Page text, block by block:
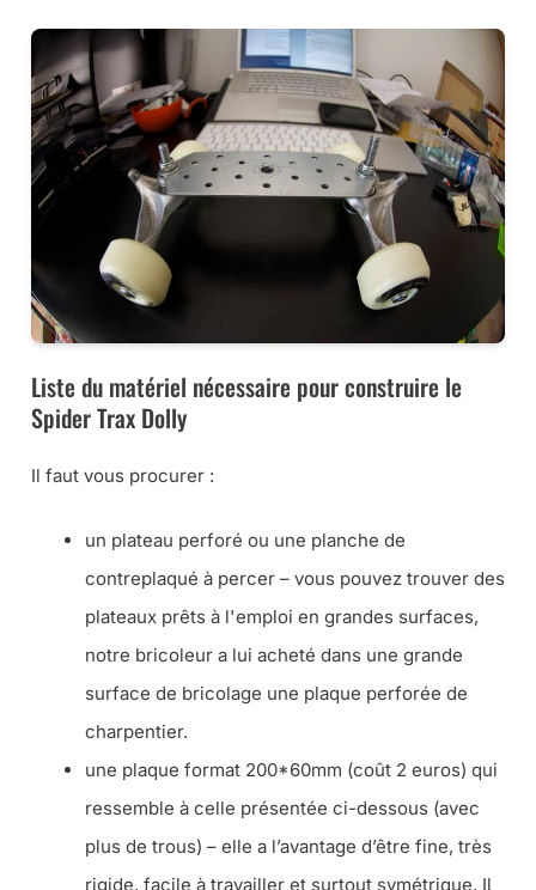
Liste du matériel nécessaire pour construire le
Spider Trax Dolly
Il faut vous procurer :
un plateau perforé ou une planche de
contreplaqué à percer – vous pouvez trouver des
plateaux prêts à l'emploi en grandes surfaces,
notre bricoleur a lui acheté dans une grande
surface de bricolage une plaque perforée de
charpentier.
une plaque format 200*60mm (coût 2 euros) qui
ressemble à celle présentée ci-dessous (avec
plus de trous) – elle a l’avantage d’être fine, très
rigide, facile à travailler et surtout symétrique. Il